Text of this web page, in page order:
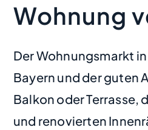
Wohnung
Der Wohnungsmarkt
Bayern und der guten
Balkon oder
und renovierten